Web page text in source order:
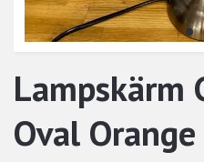
Lampskärm
Oval Orange